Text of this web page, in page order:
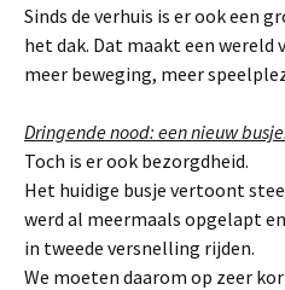
Sinds de verhuis is er ook een
het dak. Dat maakt een wereld
meer beweging, meer
Dringende nood: een nieuw
Toch is er ook bezorgdheid.
Het huidige busje vertoont
werd al meermaals opgelapt
in tweede versnelling rijden.
We moeten daarom op zeer